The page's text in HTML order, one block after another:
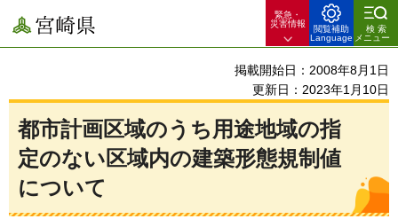
宮崎県
緊急・
災害情報
閲覧補助
Language
検索
メニュー
掲載開始日：2008年8月1日
更新日：2023年1月10日
都市計画区域のうち用途地域の指
定のない区域内の建築形態規制値
について